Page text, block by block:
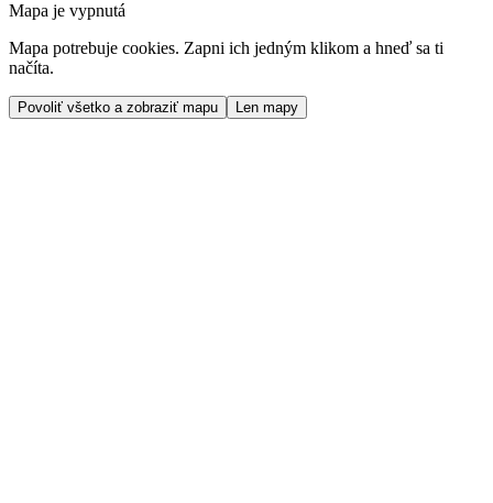
Mapa je vypnutá
Mapa potrebuje cookies. Zapni ich jedným klikom a hneď sa ti
načíta.
Povoliť všetko a zobraziť mapu Len mapy